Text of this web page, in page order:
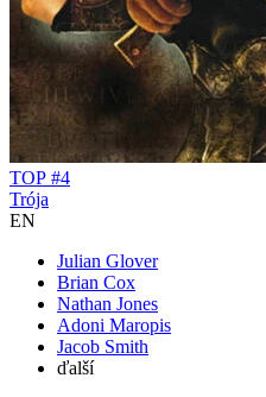
TOP #4
Trója
EN
Julian Glover
Brian Cox
Nathan Jones
Adoni Maropis
Jacob Smith
ďalší